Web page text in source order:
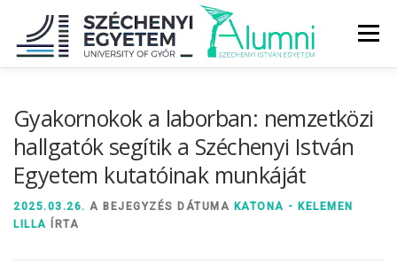
tartalomhoz
Menü
DIPLOMAÁTADÓ DIPLOMÁN TÚL
Gyakornokok a laborban: nemzetközi
hallgatók segítik a Széchenyi István
Egyetem kutatóinak munkáját
2025.03.26. A BEJEGYZÉS DÁTUMA KATONA - KELEMEN
LILLA ÍRTA